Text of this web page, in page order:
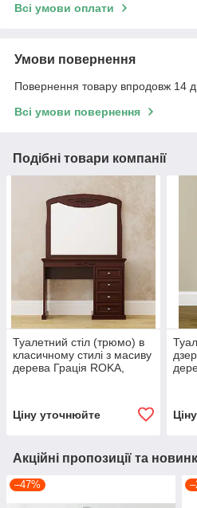
Всі умови оплати
Умови повернення
Повернення товару впродовж 14
Всі умови повернення
Подібні товари компанії
Туалетний стіл (трюмо) в
класичному стилі з масиву
дерева Грація ROKA,
Ціну уточнюйте
Акційні пропозиції та
–47%